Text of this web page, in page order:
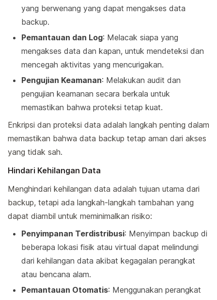
yang berwenang yang dapat mengakses data
backup.
Pemantauan dan Log: Melacak siapa yang
mengakses data dan kapan, untuk mendeteksi dan
mencegah aktivitas yang mencurigakan.
Pengujian Keamanan: Melakukan audit dan
pengujian keamanan secara berkala untuk
memastikan bahwa proteksi tetap kuat.
Enkripsi dan proteksi data adalah langkah penting dalam
memastikan bahwa data backup tetap aman dari akses
yang tidak sah.
Hindari Kehilangan Data
Menghindari kehilangan data adalah tujuan utama dari
backup, tetapi ada langkah-langkah tambahan yang
dapat diambil untuk meminimalkan risiko:
Penyimpanan Terdistribusi: Menyimpan backup di
beberapa lokasi fisik atau virtual dapat melindungi
dari kehilangan data akibat kegagalan perangkat
atau bencana alam.
Pemantauan Otomatis: Menggunakan perangkat